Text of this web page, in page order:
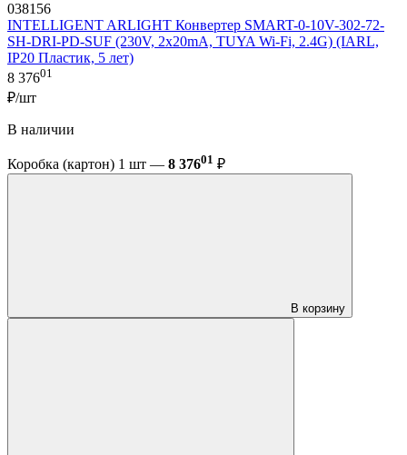
038156
INTELLIGENT ARLIGHT Конвертер SMART-0-10V-302-72-
SH-DRI-PD-SUF (230V, 2x20mA, TUYA Wi-Fi, 2.4G) (IARL,
IP20 Пластик, 5 лет)
8 37601
₽/шт
В наличии
Коробка (картон) 1 шт — 8 37601 ₽
В корзину